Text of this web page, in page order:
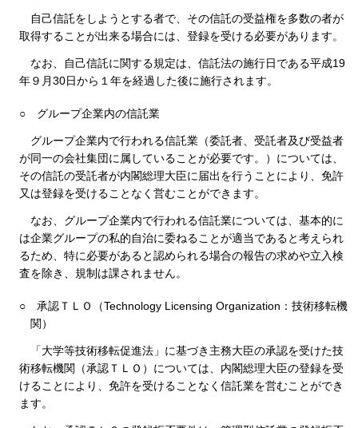
自己信託をしようとする者で、その信託の受益権を多数の者が
取得することが出来る場合には、登録を受ける必要があります。
なお、自己信託に関する規定は、信託法の施行日である平成19
年９月30日から１年を経過した後に施行されます。
○ グループ企業内の信託業
グループ企業内で行われる信託業（委託者、受託者及び受益者
が同一の会社集団に属していることが必要です。）については、
その信託の受託者が内閣総理大臣に届出を行うことにより、免許
又は登録を受けることなく営むことができます。
なお、グループ企業内で行われる信託業については、基本的に
は企業グループの私的自治に委ねることが適当であると考えられ
るため、特に必要があると認められる場合の報告の求めや立入検
査を除き、規制は課されません。
○
承認ＴＬＯ（Technology Licensing Organization：技術移転機
関）
「大学等技術移転促進法」に基づき主務大臣の承認を受けた技
術移転機関（承認ＴＬＯ）については、内閣総理大臣の登録を受
けることにより、免許を受けることなく信託業を営むことができ
ます。